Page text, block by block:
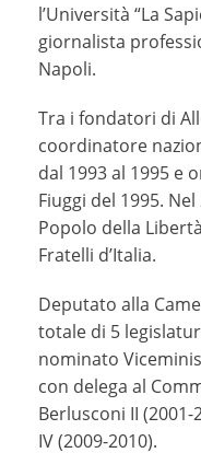
l’Università “La
giornalista
Napoli.
Tra i fondatori di
coordinatore
dal 1993 al 1995 e
Fiuggi del 1995.
Popolo della
Fratelli d’Italia.
Deputato alla
totale di 5
nominato
con delega al
Berlusconi II
IV (2009-2010).